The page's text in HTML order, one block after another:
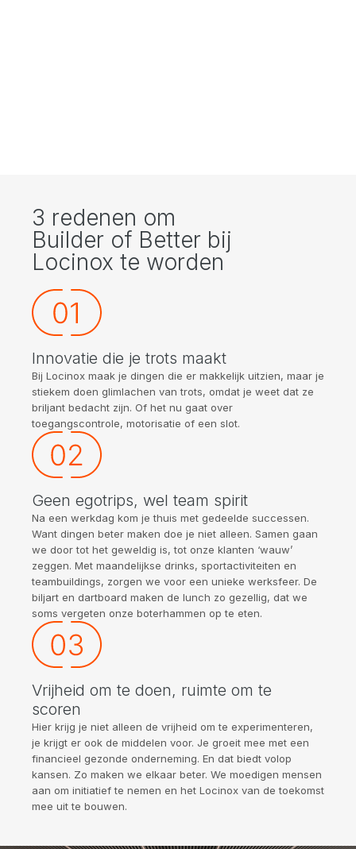
3 redenen om
Builder of Better bij
Locinox te worden
Innovatie die je trots maakt
Bij Locinox maak je dingen die er makkelijk uitzien, maar je
stiekem doen glimlachen van trots, omdat je weet dat ze
briljant bedacht zijn. Of het nu gaat over
toegangscontrole, motorisatie of een slot.
Geen egotrips, wel team spirit
Na een werkdag kom je thuis met gedeelde successen.
Want dingen beter maken doe je niet alleen. Samen gaan
we door tot het geweldig is, tot onze klanten ‘wauw’
zeggen. Met maandelijkse drinks, sportactiviteiten en
teambuildings, zorgen we voor een unieke werksfeer. De
biljart en dartboard maken de lunch zo gezellig, dat we
soms vergeten onze boterhammen op te eten.
Vrijheid om te doen, ruimte om te
scoren
Hier krijg je niet alleen de vrijheid om te experimenteren,
je krijgt er ook de middelen voor. Je groeit mee met een
financieel gezonde onderneming. En dat biedt volop
kansen. Zo maken we elkaar beter. We moedigen mensen
aan om initiatief te nemen en het Locinox van de toekomst
mee uit te bouwen.